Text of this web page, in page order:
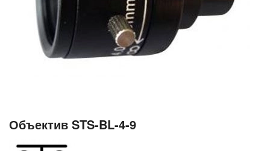
Перейти
Объектив STS-BL-4-9